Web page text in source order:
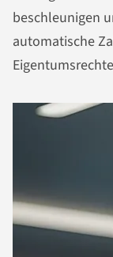
beschleunigen
automatische